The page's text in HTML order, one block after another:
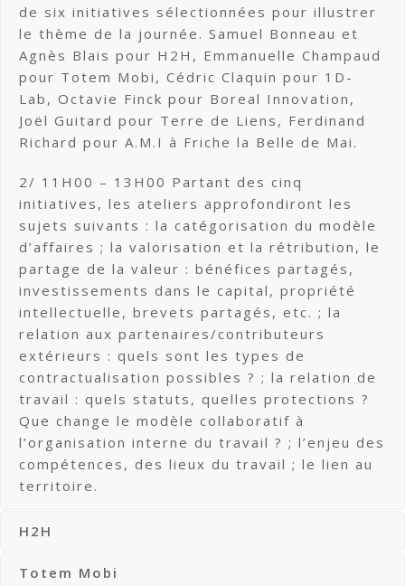
de six initiatives sélectionnées pour illustrer
le thème de la journée. Samuel Bonneau et
Agnès Blais pour H2H, Emmanuelle Champaud
pour Totem Mobi, Cédric Claquin pour 1D-
Lab, Octavie Finck pour Boreal Innovation,
Joël Guitard pour Terre de Liens, Ferdinand
Richard pour A.M.I à Friche la Belle de Mai.
2/ 11H00 – 13H00 Partant des cinq
initiatives, les ateliers approfondiront les
sujets suivants : la catégorisation du modèle
d’affaires ; la valorisation et la rétribution, le
partage de la valeur : bénéfices partagés,
investissements dans le capital, propriété
intellectuelle, brevets partagés, etc. ; la
relation aux partenaires/contributeurs
extérieurs : quels sont les types de
contractualisation possibles ? ; la relation de
travail : quels statuts, quelles protections ?
Que change le modèle collaboratif à
l’organisation interne du travail ? ; l’enjeu des
compétences, des lieux du travail ; le lien au
territoire.
H2H
Totem Mobi